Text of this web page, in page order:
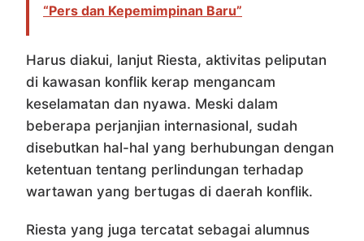
“Pers dan Kepemimpinan Baru”
Harus diakui, lanjut Riesta, aktivitas peliputan
di kawasan konflik kerap mengancam
keselamatan dan nyawa. Meski dalam
beberapa perjanjian internasional, sudah
disebutkan hal-hal yang berhubungan dengan
ketentuan tentang perlindungan terhadap
wartawan yang bertugas di daerah konflik.
Riesta yang juga tercatat sebagai alumnus